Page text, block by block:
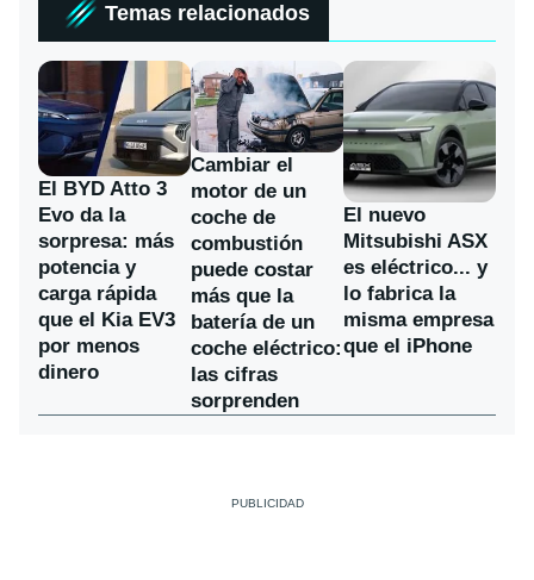
Temas relacionados
El BYD Atto 3
Evo da la
sorpresa: más
potencia y
carga rápida
que el Kia EV3
por menos
dinero
Cambiar el
motor de un
coche de
combustión
puede costar
más que la
batería de un
coche eléctrico:
las cifras
sorprenden
El nuevo
Mitsubishi ASX
es eléctrico... y
lo fabrica la
misma empresa
que el iPhone